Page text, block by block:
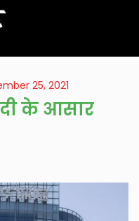
25, 2021
के आसार